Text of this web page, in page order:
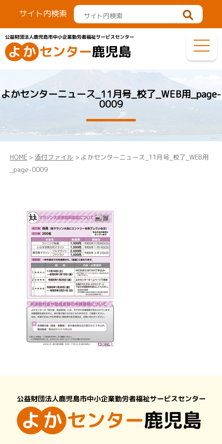
サイト内検索
よかセンターニュース_11月号_校了_WEB用_page-
0009
HOME > 添付ファイル > よかセンターニュース_11月号_校了_WEB用
_page-0009